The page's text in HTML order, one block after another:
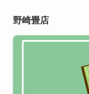
野崎畳店